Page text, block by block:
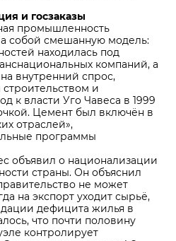
и госзаказы
промышленность
собой смешанную модель:
находилась под
компаний, а
внутренний спрос,
и
к власти Уго Чавеса в 1999
Цемент был включён в
отраслей»,
программы
объявил о национализации
страны. Он объяснил
не может
на экспорт уходит сырьё,
дефицита жилья в
что почти половину
контролирует